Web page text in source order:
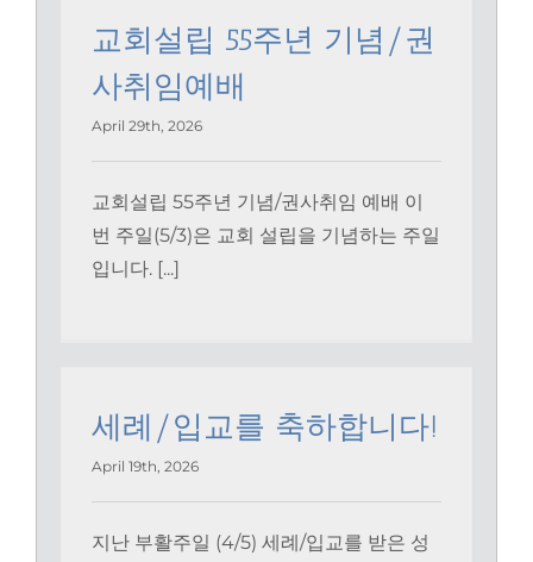
교회설립 55주년 기념/권
사취임예배
April 29th, 2026
교회설립 55주년 기념/권사취임 예배 이
번 주일(5/3)은 교회 설립을 기념하는 주일
입니다. [...]
세례/입교를 축하합니다!
April 19th, 2026
지난 부활주일 (4/5) 세례/입교를 받은 성